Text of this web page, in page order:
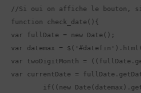
//Si oui on affiche le bouton,
function check_date(){
var fullDate = new Date();
var datemax =
var twoDigitMonth =
var currentDate =